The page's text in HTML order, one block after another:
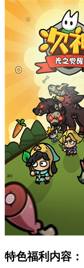
特色福利内容：